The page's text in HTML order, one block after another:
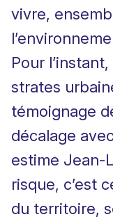
vivre,
Pour
strates
témoignage
décalage
estime Jean-
risque, c’est
du territoire,